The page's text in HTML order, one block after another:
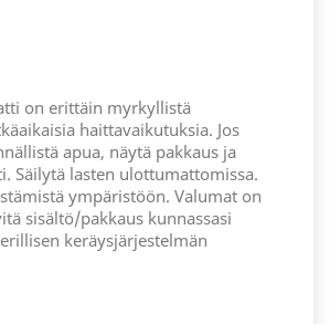
on erittäin myrkyllistä
haittavaikutuksia. Jos
apua, näytä pakkaus ja
Säilytä lasten ulottumattomissa.
ympäristöön. Valumat on
sisältö/pakkaus kunnassasi
keräysjärjestelmän